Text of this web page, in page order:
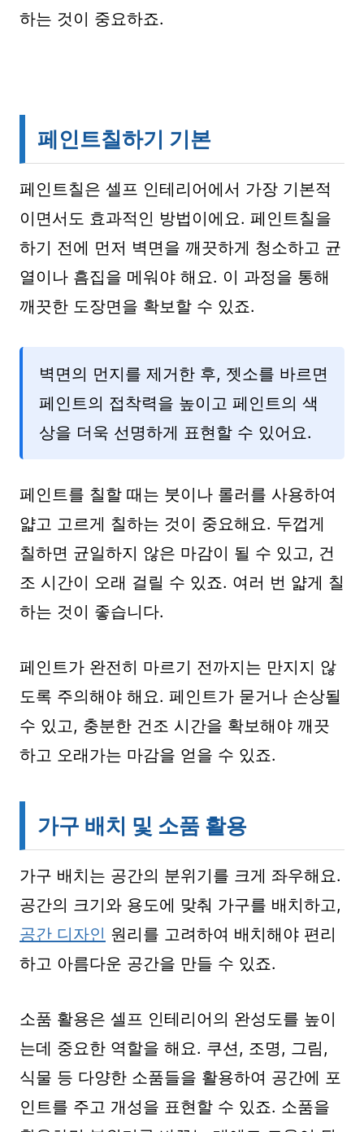
하는 것이 중요하죠.
페인트칠하기 기본
페인트칠은 셀프 인테리어에서 가장 기본적
이면서도 효과적인 방법이에요. 페인트칠을
하기 전에 먼저 벽면을 깨끗하게 청소하고 균
열이나 흠집을 메워야 해요. 이 과정을 통해
깨끗한 도장면을 확보할 수 있죠.
벽면의 먼지를 제거한 후, 젯소를 바르면
페인트의 접착력을 높이고 페인트의 색
상을 더욱 선명하게 표현할 수 있어요.
페인트를 칠할 때는 붓이나 롤러를 사용하여
얇고 고르게 칠하는 것이 중요해요. 두껍게
칠하면 균일하지 않은 마감이 될 수 있고, 건
조 시간이 오래 걸릴 수 있죠. 여러 번 얇게 칠
하는 것이 좋습니다.
페인트가 완전히 마르기 전까지는 만지지 않
도록 주의해야 해요. 페인트가 묻거나 손상될
수 있고, 충분한 건조 시간을 확보해야 깨끗
하고 오래가는 마감을 얻을 수 있죠.
가구 배치 및 소품 활용
가구 배치는 공간의 분위기를 크게 좌우해요.
공간의 크기와 용도에 맞춰 가구를 배치하고,
공간 디자인 원리를 고려하여 배치해야 편리
하고 아름다운 공간을 만들 수 있죠.
소품 활용은 셀프 인테리어의 완성도를 높이
는데 중요한 역할을 해요. 쿠션, 조명, 그림,
식물 등 다양한 소품들을 활용하여 공간에 포
인트를 주고 개성을 표현할 수 있죠. 소품을